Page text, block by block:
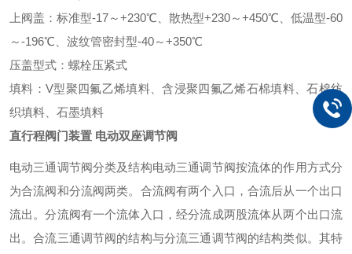
上阀盖：标准型-17～+230℃、散热型+230～+450℃、低温型-60
～-196℃、波纹管密封型-40～+350℃
压盖型式：螺栓压紧式
填料： V型聚四氟乙烯填料、含浸聚四氟乙烯石棉填料、石棉纺
织填料、石墨填料
直行程阀门装置 电动双座调节阀
电动三通调节阀分类及结构电动三通调节阀按流体的作用方式分
为合流阀和分流阀两类。合流阀有两个入口，合流后从一个出口
流出。分流阀有一个流体入口，经分流成两股流体从两个出口流
出。合流三通调节阀的结构与分流三通调节阀的结构类似。其特